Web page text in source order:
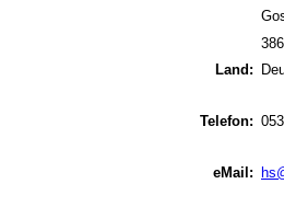
Land:
Telefon:
eMail: